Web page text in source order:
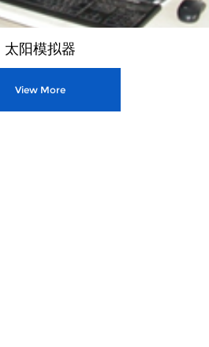
太阳模拟器
View More